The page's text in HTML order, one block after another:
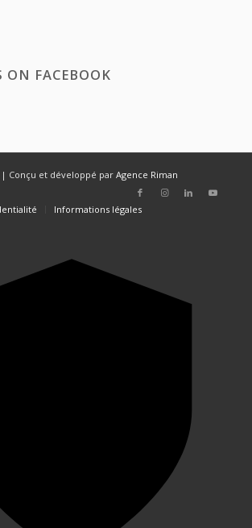
ON FACEBOOK
| Conçu et développé par Agence Riman
Informations légales